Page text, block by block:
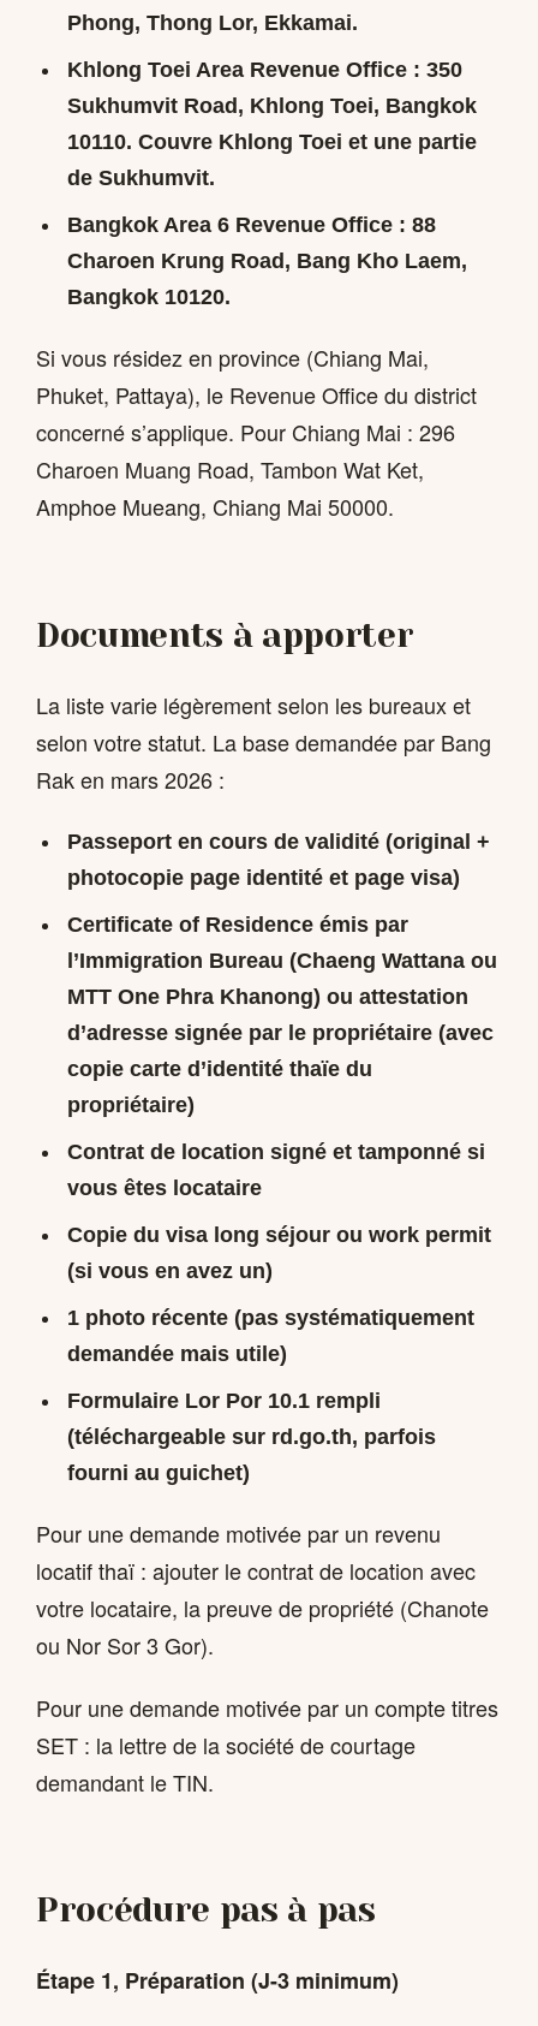
Phong, Thong Lor, Ekkamai.
Khlong Toei Area Revenue Office: 350
Sukhumvit Road, Khlong Toei, Bangkok
10110. Couvre Khlong Toei et une partie
de Sukhumvit.
Bangkok Area 6 Revenue Office: 88
Charoen Krung Road, Bang Kho Laem,
Bangkok 10120.
Si vous résidez en province (Chiang Mai,
Phuket, Pattaya), le Revenue Office du district
concerné s’applique. Pour Chiang Mai : 296
Charoen Muang Road, Tambon Wat Ket,
Amphoe Mueang, Chiang Mai 50000.
Documents à apporter
La liste varie légèrement selon les bureaux et
selon votre statut. La base demandée par Bang
Rak en mars 2026 :
Passeport en cours de validité (original +
photocopie page identité et page visa)
Certificate of Residence émis par
l’Immigration Bureau (Chaeng Wattana ou
MTT One Phra Khanong) ou attestation
d’adresse signée par le propriétaire (avec
copie carte d’identité thaïe du
propriétaire)
Contrat de location signé et tamponné si
vous êtes locataire
Copie du visa long séjour ou work permit
(si vous en avez un)
1 photo récente (pas systématiquement
demandée mais utile)
Formulaire Lor Por 10.1rempli
(téléchargeable sur rd.go.th, parfois
fourni au guichet)
Pour une demande motivée par un revenu
locatif thaï : ajouter le contrat de location avec
votre locataire, la preuve de propriété (Chanote
ou Nor Sor 3 Gor).
Pour une demande motivée par un compte titres
SET : la lettre de la société de courtage
demandant le TIN.
Procédure pas à pas
Étape 1, Préparation (J-3 minimum)